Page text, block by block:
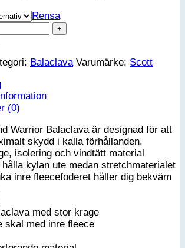
Rensa
Balaclava Varumärke: Scott
(0)
Warrior Balaclava är designad för att
skydd i kalla förhållanden.
isolering och vindtätt material
kylan ute medan stretchmaterialet
inre fleecefoderet håller dig bekväm
med stor krage
skal med inre fleece